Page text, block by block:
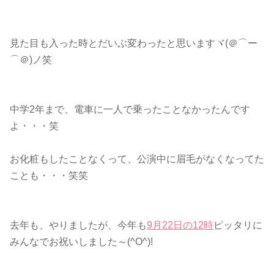
見た目も入った時とだいぶ変わったと思いますヾ(＠⌒ー
⌒＠)ノ笑
中学2年まで、電車に一人で乗ったことなかったんです
よ・・・笑
お化粧もしたことなくって、公演中に眉毛がなくなってた
ことも・・・笑笑
去年も、やりましたが、今年も9月22日の12時ピッタリに
みんなでお祝いしました～(^O^)!